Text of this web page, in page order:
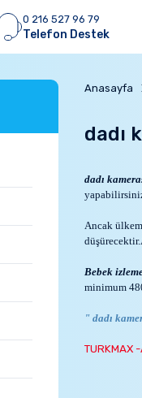
0 216 527 96 79
Telefon Destek
Anasayfa
dadı
dadı
Ancak
Bebek
minimum
" dadı
TURKMAX